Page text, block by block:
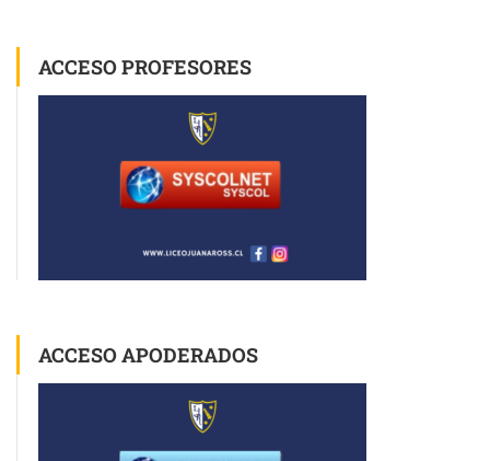
ACCESO PROFESORES
ACCESO APODERADOS